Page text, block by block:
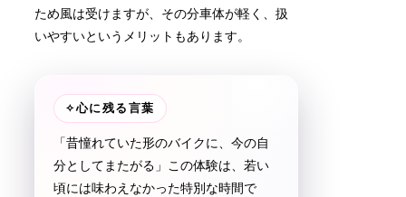
ため風は受けますが、その分車体が軽く、扱
いやすいというメリットもあります。
✧心に残る言葉
「昔憧れていた形のバイクに、今の自
分としてまたがる」この体験は、若い
頃には味わえなかった特別な時間で